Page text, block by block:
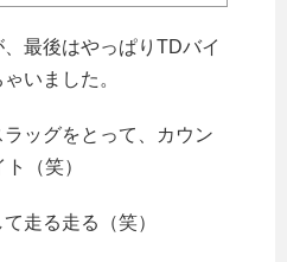
最後はやっぱりTDバイ
いました。
ッグをとって、カウン
（笑）
走る走る（笑）